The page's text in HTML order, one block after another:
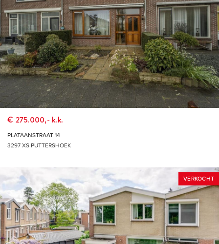
presentatie of andere verstrekte informatie m.b.t. het te koop
(of te huur) aangeboden object vragen oproepen, dan
nodigen wij u van harte uit deze onder onze (makelaar)
aandacht te brengen.
THUIS IN DE REGIO, THUIS IN DE STAD
DÉ MAKELAAR VOOR DE HOEKSCHE WAARD &
ROTTERDAM
€ 275.000,- k.k.
PLATAANSTRAAT 14
3297 XS PUTTERSHOEK
VERKOCHT